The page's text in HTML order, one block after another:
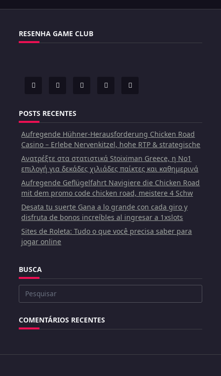
RESENHA GAME CLUB
POSTS RECENTES
Aufregende Hühner-Herausforderung Chicken Road
Casino – Erlebe Nervenkitzel, hohe RTP & strategische
Ανατρέξτε στα στατιστικά Stoiximan Greece, η Νο1
επιλογή για δεκάδες χιλιάδες παίκτες και καθημερινά
Aufregende Geflügelfahrt Navigiere die Chicken Road
mit dem promo code chicken road, meistere 4 Schw
Desata tu suerte Gana a lo grande con cada giro y
disfruta de bonos increíbles al ingresar a 1xslots
Sites de Roleta: Tudo o que você precisa saber para
jogar online
BUSCA
Buscar
COMENTÁRIOS RECENTES